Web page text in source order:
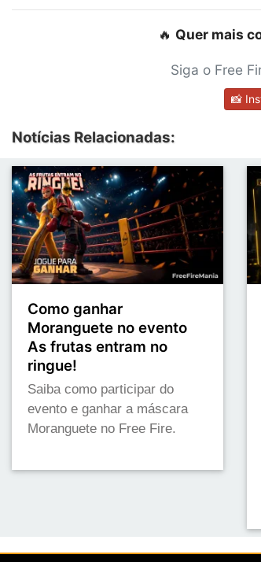
🔥 Quer mais
Siga o Free
📸
Notícias Relacionadas:
Como ganhar
Moranguete no evento
As frutas entram no
ringue!
Saiba como participar do
evento e ganhar a máscara
Moranguete no Free Fire.